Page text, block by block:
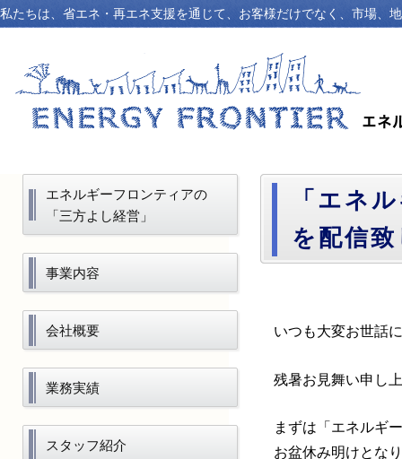
私たちは、省エネ・再エネ支援を通じて、お客様だけでなく、市場、
「エネ
を配信
いつも大変お世話
残暑お見舞い申し
まずは「エネルギ
お盆休み明けとな
エネルギーフロンティアの
「三方よし経営」
事業内容
会社概要
業務実績
スタッフ紹介